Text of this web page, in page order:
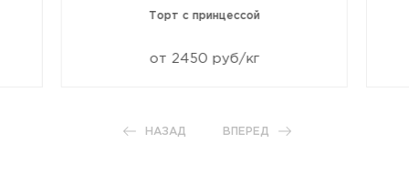
Торт с принцессой
от 2450 руб/кг
НАЗАД ВПЕРЕД